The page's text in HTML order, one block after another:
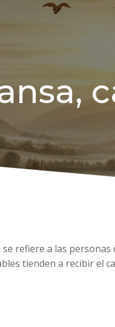
refiere a las
tienden a recibir el